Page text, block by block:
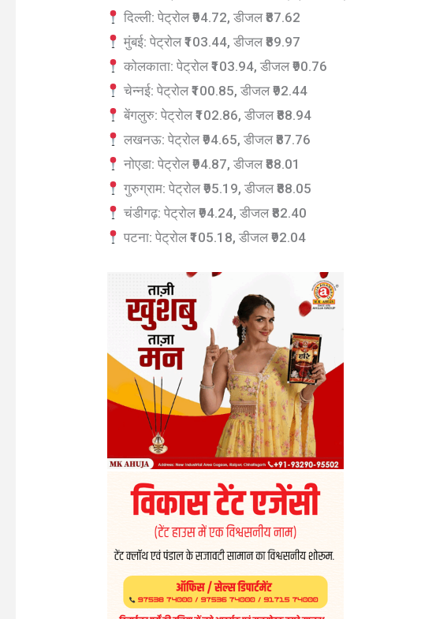
दिल्ली: पेट्रोल ₹94.72, डीजल ₹87.62
मुंबई: पेट्रोल ₹103.44, डीजल ₹89.97
कोलकाता: पेट्रोल ₹103.94, डीजल ₹90.76
चेन्नई: पेट्रोल ₹100.85, डीजल ₹92.44
बेंगलुरु: पेट्रोल ₹102.86, डीजल ₹88.94
लखनऊ: पेट्रोल ₹94.65, डीजल ₹87.76
नोएडा: पेट्रोल ₹94.87, डीजल ₹88.01
गुरुग्राम: पेट्रोल ₹95.19, डीजल ₹88.05
चंडीगढ़: पेट्रोल ₹94.24, डीजल ₹82.40
पटना: पेट्रोल ₹105.18, डीजल ₹92.04